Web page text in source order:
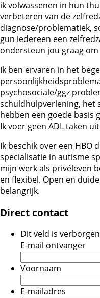
ik volwassenen in hun
verbeteren van de
diagnose/problematiek,
gun iedereen een
ondersteun jou graag
Ik ben ervaren in het
psychosociale/ggz
schuldhulpverlening, het
hebben een goede basis
Ik voer geen ADL taken
Ik beschik over een HBO
specialisatie in autisme
mijn werk als privéleven
en flexibel. Open en
belangrijk.
Direct contact
Dit veld is
E-mail ontvanger
Voornaam
E-mailadres